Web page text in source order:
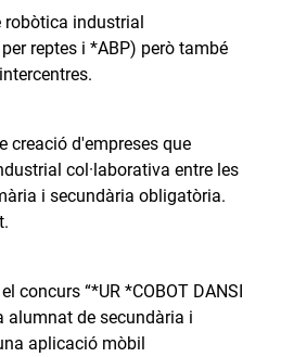
robòtica industrial
reptes i *ABP) però també
creació d'empreses que
col·laborativa entre les
i secundària obligatòria.
concurs “*UR *COBOT DANSI
alumnat de secundària i
aplicació mòbil